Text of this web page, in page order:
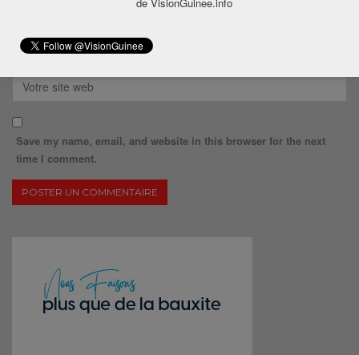
Save my name, email, and website in this browser for the next
time I comment.